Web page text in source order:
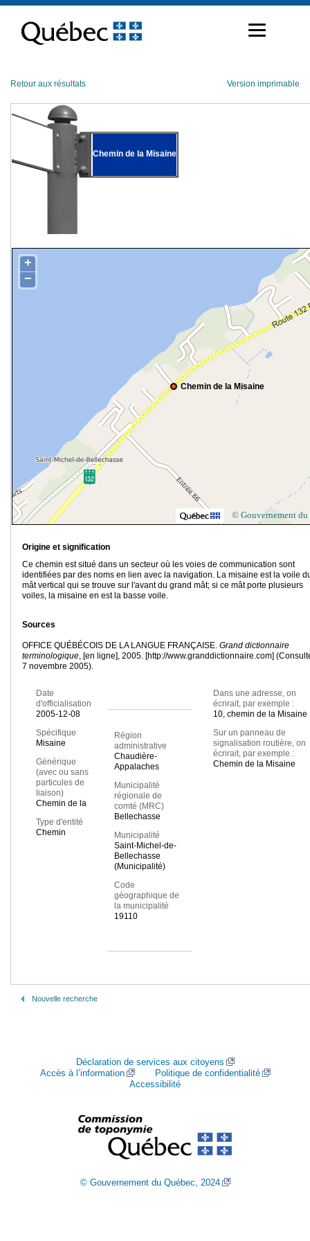
contenu
Retour aux résultats Version imprimable
Chemin de la Misaine
Chemin de la Misaine
+
−
© Gouvernement du
Origine et signification
Ce chemin est situé dans un secteur où les voies de communication sont
identifiées par des noms en lien avec la navigation. La misaine est la voile
mât vertical qui se trouve sur l'avant du grand mât; si ce mât porte plusieurs
voiles, la misaine en est la basse voile.
Sources
OFFICE QUÉBÉCOIS DE LA LANGUE FRANÇAISE. Grand dictionnaire
terminologique, [en ligne], 2005. [http://www.granddictionnaire.com]
7 novembre 2005).
Date
d'officialisation
2005-12-08
Spécifique
Misaine
Générique
(avec ou sans
particules de
liaison)
Chemin de la
Type d'entité
Chemin
Région
administrative
Chaudière-
Appalaches
Municipalité
régionale de
comté (MRC)
Bellechasse
Municipalité
Saint-Michel-de-
Bellechasse
(Municipalité)
Code
géographique de
la municipalité
19110
Dans une adresse, on
écrirait, par exemple :
10, chemin de la Misaine
Sur un panneau de
signalisation routière, on
écrirait, par exemple :
Chemin de la Misaine
Nouvelle recherche
Déclaration de services aux citoyens
Accès à l’information
Politique de confidentialité
Accessibilité
© Gouvernement du Québec, 2024